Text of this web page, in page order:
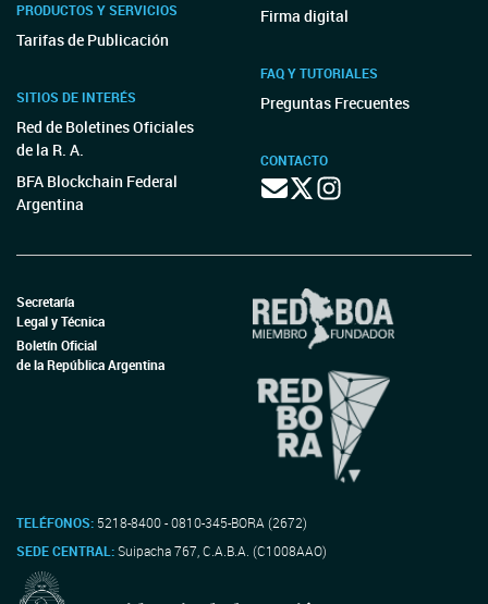
PRODUCTOS Y SERVICIOS
Tarifas de Publicación
SITIOS DE INTERÉS
Red de Boletines Oficiales
de la R. A.
BFA Blockchain Federal
Argentina
Firma digital
FAQ Y TUTORIALES
Preguntas Frecuentes
CONTACTO
Secretaría
Legal y Técnica
Boletín Oficial
de la República Argentina
TELÉFONOS: 5218-8400 - 0810-345-BORA (2672)
SEDE CENTRAL:Suipacha 767, C.A.B.A. (C1008AAO)